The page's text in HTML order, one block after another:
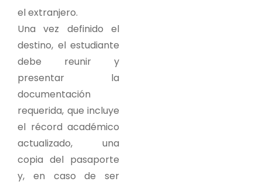
el extranjero.
Una vez definido el
destino, el estudiante
debe reunir y
presentar la
documentación
requerida, que incluye
el récord académico
actualizado, una
copia del pasaporte
y, en caso de ser